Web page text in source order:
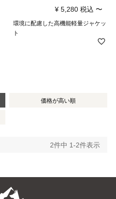
¥ 5,280 税込 〜
環境に配慮した高機能軽量ジャケッ
ト
価格が高い順
2件中 1-2件表示